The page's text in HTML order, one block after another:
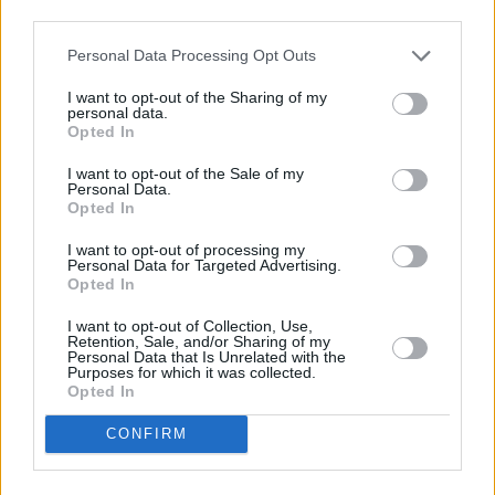
Personal Data Processing Opt Outs
I want to opt-out of the Sharing of my
personal data.
Opted In
I want to opt-out of the Sale of my
Personal Data.
Opted In
I want to opt-out of processing my
Personal Data for Targeted Advertising.
Opted In
I want to opt-out of Collection, Use,
Retention, Sale, and/or Sharing of my
Personal Data that Is Unrelated with the
Purposes for which it was collected.
Opted In
CONFIRM
Mittel
Feigen im zarten Schinkenmantel
Leicht
1 2 3 »
Feigen können prima roh verzehrt werden, doch ebenso lecker
sind Feigen Rezepte, in denen die vollaromatischen Früchte auf
andere Weise zubereitet werden. Die süßen Feigen enthalten viel